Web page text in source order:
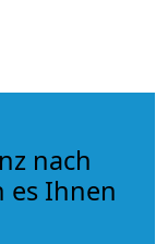
nach
es Ihnen